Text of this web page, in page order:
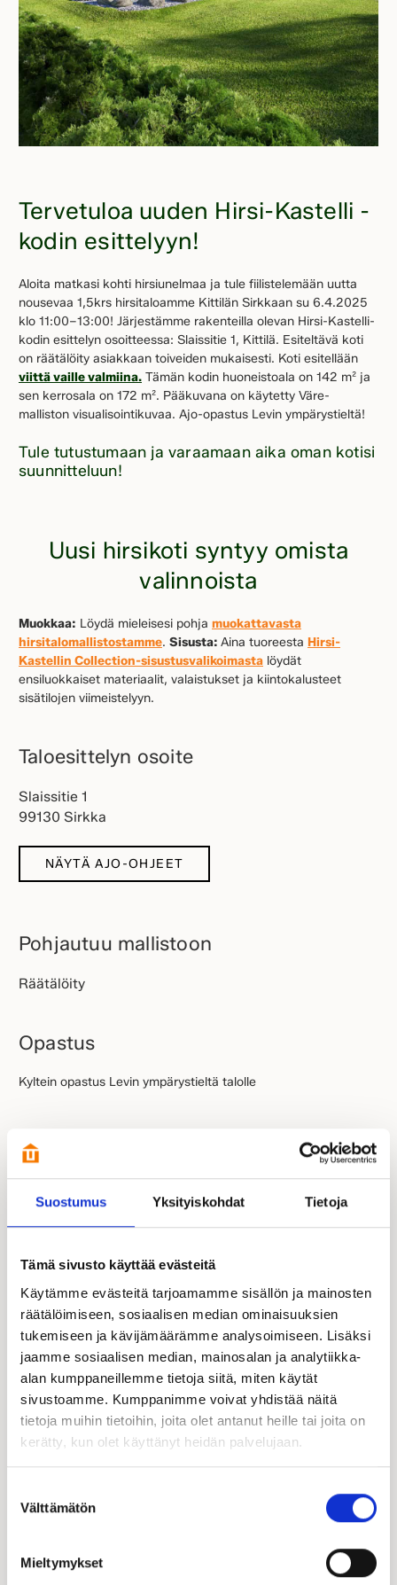
Suostumus Yksityiskohdat Tietoja
Tämä sivusto käyttää evästeitä
Käytämme evästeitä tarjoamamme sisällön ja mainosten
räätälöimiseen, sosiaalisen median ominaisuuksien
tukemiseen ja kävijämäärämme analysoimiseen. Lisäksi
jaamme sosiaalisen median, mainosalan ja analytiikka-
alan kumppaneillemme tietoja siitä, miten käytät
sivustoamme. Kumppanimme voivat yhdistää näitä
tietoja muihin tietoihin, joita olet antanut heille tai joita on
kerätty, kun olet käyttänyt heidän palvelujaan.
valinta
Välttämätön
Mieltymykset
Tervetuloa uuden Hirsi-Kastelli -
kodin esittelyyn!
Aloita matkasi kohti hirsiunelmaa ja tule fiilistelemään uutta
nousevaa 1,5krs hirsitaloamme Kittilän Sirkkaan su 6.4.2025
klo 11:00–13:00! Järjestämme rakenteilla olevan Hirsi-Kastelli-
kodin esittelyn osoitteessa: Slaissitie 1, Kittilä. Esiteltävä koti
on räätälöity asiakkaan toiveiden mukaisesti. Koti esitellään
viittä vaille valmiina. Tämän kodin huoneistoala on 142 m² ja
sen kerrosala on 172 m². Pääkuvana on käytetty Väre-
malliston visualisointikuvaa. Ajo-opastus Levin ympärystieltä!
Tule tutustumaan ja varaamaan aika oman kotisi
suunnitteluun!
Uusi hirsikoti syntyy omista
valinnoista
Muokkaa: Löydä mieleisesi pohja muokattavasta
hirsitalomallistostamme. Sisusta: Aina tuoreesta Hirsi-
Kastellin Collection-sisustusvalikoimasta löydät
ensiluokkaiset materiaalit, valaistukset ja kiintokalusteet
sisätilojen viimeistelyyn.
Taloesittelyn osoite
Slaissitie 1
99130 Sirkka
NÄYTÄ AJO-OHJEET
Pohjautuu mallistoon
Räätälöity
Opastus
Kyltein opastus Levin ympärystieltä talolle
Esittelyssä paikalla:
Hanna Rautiola
Hirsi-Kastelli -kauppias | FI, EN
050 435 5996
hanna.rautiola@kastelli.fi